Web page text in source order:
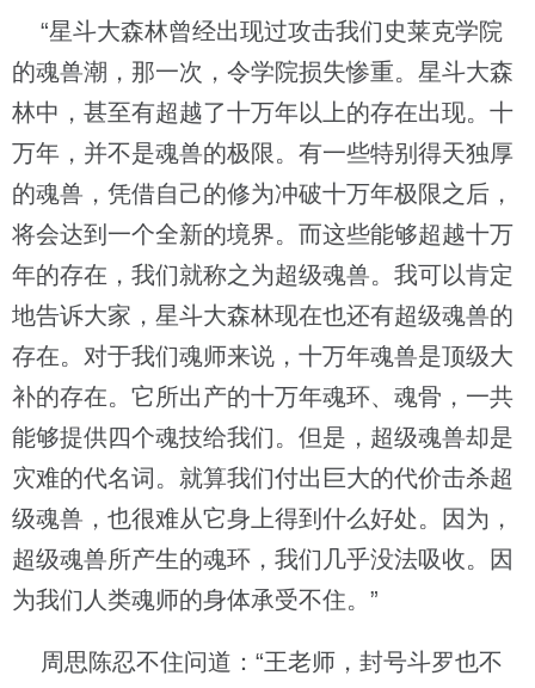
“星斗大森林曾经出现过攻击我们史莱克学院
的魂兽潮，那一次，令学院损失惨重。星斗大森
林中，甚至有超越了十万年以上的存在出现。十
万年，并不是魂兽的极限。有一些特别得天独厚
的魂兽，凭借自己的修为冲破十万年极限之后，
将会达到一个全新的境界。而这些能够超越十万
年的存在，我们就称之为超级魂兽。我可以肯定
地告诉大家，星斗大森林现在也还有超级魂兽的
存在。对于我们魂师来说，十万年魂兽是顶级大
补的存在。它所出产的十万年魂环、魂骨，一共
能够提供四个魂技给我们。但是，超级魂兽却是
灾难的代名词。就算我们付出巨大的代价击杀超
级魂兽，也很难从它身上得到什么好处。因为，
超级魂兽所产生的魂环，我们几乎没法吸收。因
为我们人类魂师的身体承受不住。”
周思陈忍不住问道：“王老师，封号斗罗也不